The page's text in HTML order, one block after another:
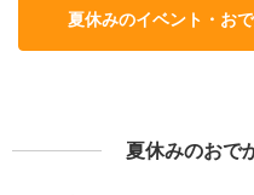
夏休みのイベント・お
夏休みのおで